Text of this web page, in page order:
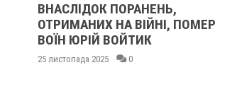
ВНАСЛІДОК ПОРАНЕНЬ,
ОТРИМАНИХ НА ВІЙНІ, ПОМЕР
ВОЇН ЮРІЙ ВОЙТИК
25 листопада 2025 0